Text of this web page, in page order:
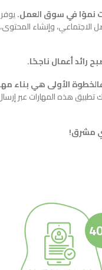
نموًا في سوق العمل.
الاجتماعي، وإنشاء
رائد أعمال ناجحًا.
الأولى هي بناء
تطبيق هذه المهارات عبر
مشرق!